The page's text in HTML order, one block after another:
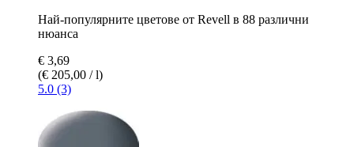
Най-популярните цветове от Revell в 88 различни
нюанса
€ 3,69
(€ 205,00 / l)
5.0 (3)